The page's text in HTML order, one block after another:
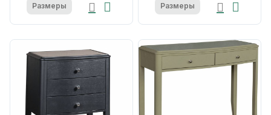
Размеры Размеры